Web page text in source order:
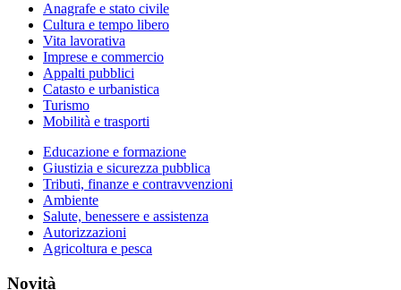
Anagrafe e stato civile
Cultura e tempo libero
Vita lavorativa
Imprese e commercio
Appalti pubblici
Catasto e urbanistica
Turismo
Mobilità e trasporti
Educazione e formazione
Giustizia e sicurezza pubblica
Tributi, finanze e contravvenzioni
Ambiente
Salute, benessere e assistenza
Autorizzazioni
Agricoltura e pesca
Novità